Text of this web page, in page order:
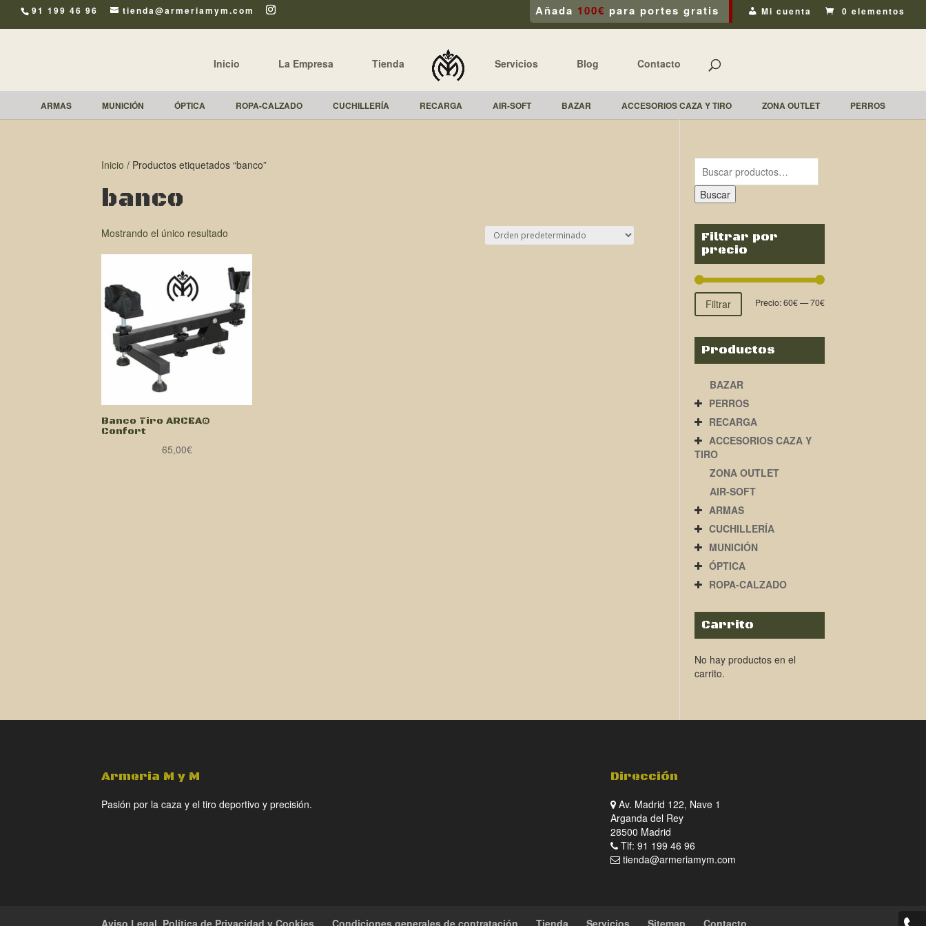
91 199 46 96 tienda@armeriamym.com Añada 100€ para portes gratis Mi cuenta 0 elementos
Inicio La Empresa Tienda Servicios Blog Contacto
ARMAS MUNICIÓN ÓPTICA ROPA-CALZADO CUCHILLERÍA RECARGA AIR-SOFT BAZAR ACCESORIOS CAZA Y TIRO ZONA OUTLET PERROS
Inicio / Productos etiquetados “banco”
banco
Mostrando el único resultado
Banco Tiro ARCEA®
Confort
65,00€
Buscar
Filtrar por
precio
Filtrar Precio:60€—70€
Productos
BAZAR
PERROS
RECARGA
ACCESORIOS CAZA Y
TIRO
ZONA OUTLET
AIR-SOFT
ARMAS
CUCHILLERÍA
MUNICIÓN
ÓPTICA
ROPA-CALZADO
Carrito
No hay productos en el
carrito.
Armeria M y M
Pasión por la caza y el tiro deportivo y precisión.
Dirección
Av. Madrid 122, Nave 1
Arganda del Rey
28500 Madrid
Tlf: 91 199 46 96
tienda@armeriamym.com